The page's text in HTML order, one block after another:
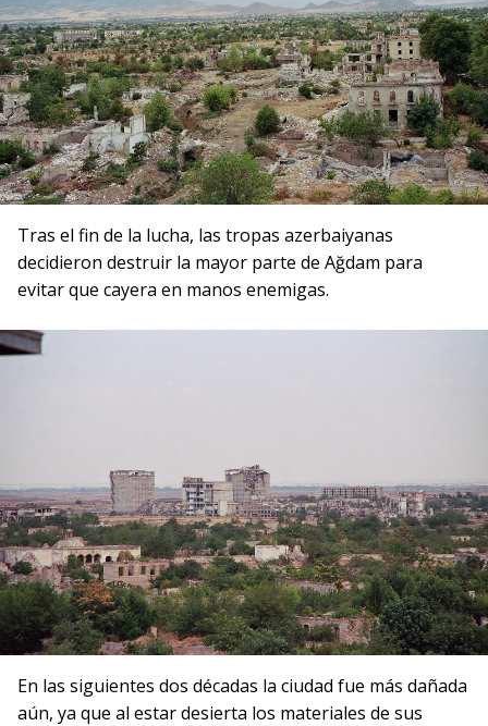
Tras el fin de la lucha, las tropas azerbaiyanas
decidieron destruir la mayor parte de Ağdam para
evitar que cayera en manos enemigas.
En las siguientes dos décadas la ciudad fue más dañada
aún, ya que al estar desierta los materiales de sus